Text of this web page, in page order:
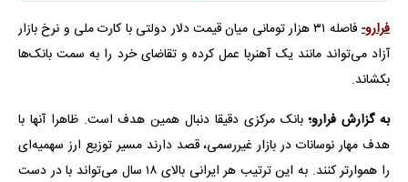
فرارو-
فاصله ۳۱ هزار تومانی میان قیمت دلار دولتی با کارت ملی و نرخ بازار
آزاد می‌تواند مانند یک آهنربا عمل کرده و تقاضای خرد را به سمت بانک‌ها
بکشاند.
به گزارش فرارو؛بانک مرکزی دقیقا دنبال همین هدف است. ظاهرا آنها با
هدف مهار نوسانات در بازار غیررسمی، قصد دارند مسیر توزیع ارز سهمیه‌ای
را هموارتر کنند. به این ترتیب هر ایرانی بالای ۱۸ سال می‌تواند با در دست